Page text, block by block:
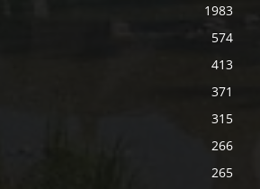
1983
574
413
371
315
266
265